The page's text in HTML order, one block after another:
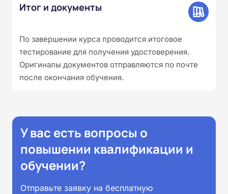
Итог и документы
По завершении курса проводится итоговое
тестирование для получения удостоверения.
Оригиналы документов отправляются по почте
после окончания обучения.
У вас есть вопросы о
повышении квалификации и
обучении?
Отправьте заявку на бесплатную